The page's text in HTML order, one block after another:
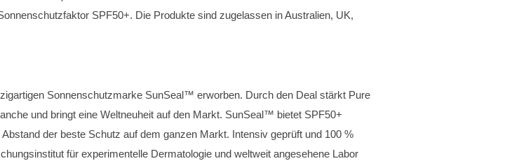
SPF50+. Die Produkte sind zugelassen in Australien, UK,
Sonnenschutzmarke SunSeal™ erworben. Durch den Deal stärkt Pure
und bringt eine Weltneuheit auf den Markt. SunSeal™ bietet SPF50+
der beste Schutz auf dem ganzen Markt. Intensiv geprüft und 100 %
für experimentelle Dermatologie und weltweit angesehene Labor